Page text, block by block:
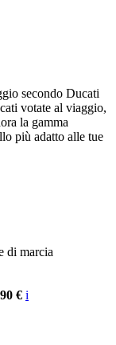
secondo Ducati
votate al viaggio,
la gamma
più adatto alle tue
di marcia
€ i